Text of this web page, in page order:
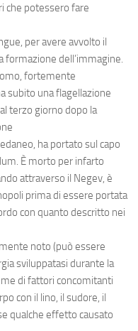
che potessero fare
per avere avvolto il
formazione dell’immagine.
fortemente
subito una flagellazione
terzo giorno dopo la
ha portato sul capo
È morto per infarto
attraverso il Negev, è
prima di essere portata
con quanto descritto nei
noto (può essere
sviluppatasi durante la
di fattori concomitanti
con il lino, il sudore, il
qualche effetto causato